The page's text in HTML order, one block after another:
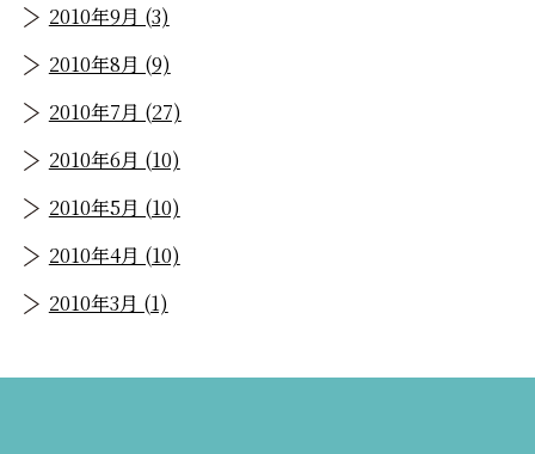
2010年9月 (3)
2010年8月 (9)
2010年7月 (27)
2010年6月 (10)
2010年5月 (10)
2010年4月 (10)
2010年3月 (1)